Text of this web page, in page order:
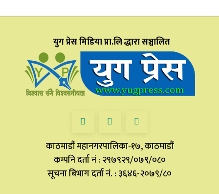
युग प्रेस मिडिया प्रा.लि द्धारा सञ्चालित
काठमाडौं महानगरपालिका-१७, काठमाडौं
कम्पनि दर्ता नं : २९७९२९/०७९/०८०
सूचना बिभाग दर्ता नं. : ३६४६-२०७९/८०